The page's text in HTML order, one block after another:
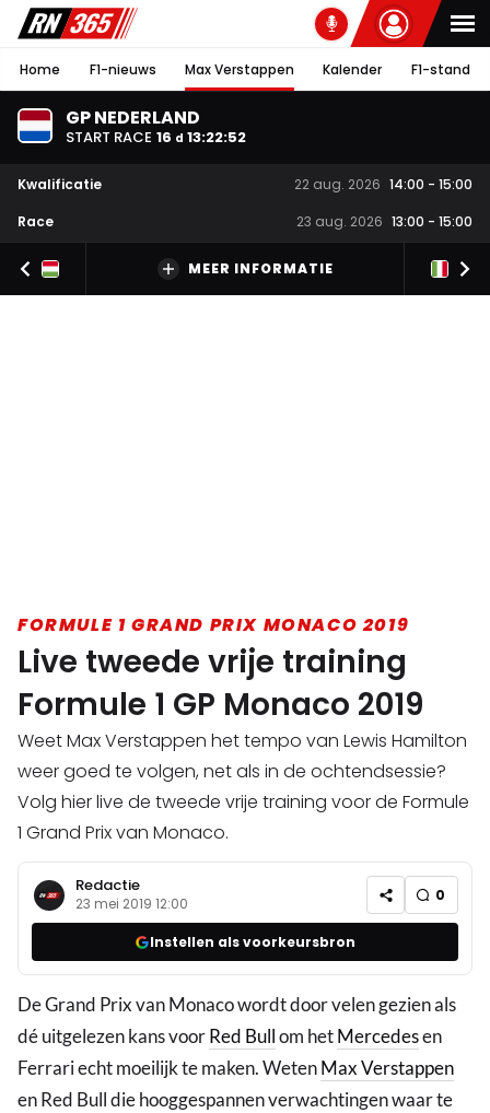
Home F1-nieuws Max Verstappen Kalender F1-stand
GP NEDERLAND
START RACE 16 d 13:22:51
Kwalificatie 22 aug. 2026 14:00 - 15:00
Race
23 aug. 2026 13:00 - 15:00
MEER INFORMATIE
FORMULE 1 GRAND PRIX MONACO 2019
Live tweede vrije training
Formule 1 GP Monaco 2019
Weet Max Verstappen het tempo van Lewis Hamilton
weer goed te volgen, net als in de ochtendsessie?
Volg hier live de tweede vrije training voor de Formule
1 Grand Prix van Monaco.
Redactie
23 mei 2019 12:00 0
Instellen als voorkeursbron
De Grand Prix van Monaco wordt door velen gezien als
dé uitgelezen kans voorRed Bullom hetMercedesen
Ferrari echt moeilijk te maken. WetenMax Verstappen
en Red Bull die hooggespannen verwachtingen waar te